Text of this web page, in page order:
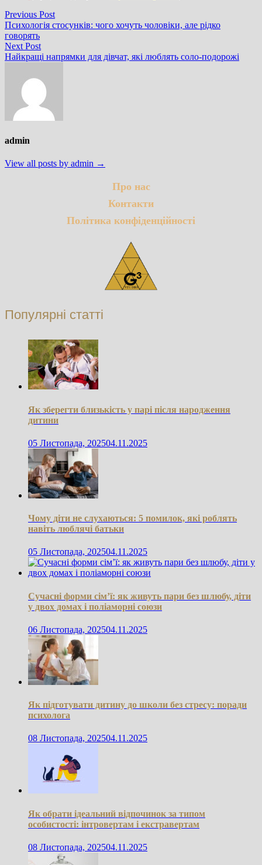
Навігація
записів
Previous PostPrevious
post:
Психологія стосунків: чого хочуть чоловіки, але рідко
говорять
Next PostNext
post:
Найкращі напрямки для дівчат, які люблять соло-подорожі
admin
View all posts by admin →
Про нас
Контакти
Політика конфіденційності
Популярні статті
Як зберегти близькість у парі після народження
дитини
05 Листопада, 202504.11.2025
Чому діти не слухаються: 5 помилок, які роблять
навіть люблячі батьки
05 Листопада, 202504.11.2025
Сучасні форми сім’ї: як живуть пари без шлюбу, діти
у двох домах і поліаморні союзи
06 Листопада, 202504.11.2025
Як підготувати дитину до школи без стресу: поради
психолога
08 Листопада, 202504.11.2025
Як обрати ідеальний відпочинок за типом
особистості: інтровертам і екстравертам
08 Листопада, 202504.11.2025